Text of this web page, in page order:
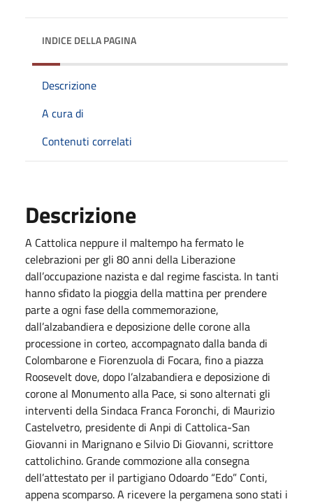
INDICE DELLA PAGINA
Descrizione
A cura di
Contenuti correlati
Descrizione
A Cattolica neppure il maltempo ha fermato le
celebrazioni per gli 80 anni della Liberazione
dall’occupazione nazista e dal regime fascista. In tanti
hanno sfidato la pioggia della mattina per prendere
parte a ogni fase della commemorazione,
dall’alzabandiera e deposizione delle corone alla
processione in corteo, accompagnato dalla banda di
Colombarone e Fiorenzuola di Focara, fino a piazza
Roosevelt dove, dopo l’alzabandiera e deposizione di
corone al Monumento alla Pace, si sono alternati gli
interventi della Sindaca Franca Foronchi, di Maurizio
Castelvetro, presidente di Anpi di Cattolica-San
Giovanni in Marignano e Silvio Di Giovanni, scrittore
cattolichino. Grande commozione alla consegna
dell’attestato per il partigiano Odoardo “Edo” Conti,
appena scomparso. A ricevere la pergamena sono stati i